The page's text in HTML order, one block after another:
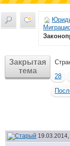
Закрытая
тема
28